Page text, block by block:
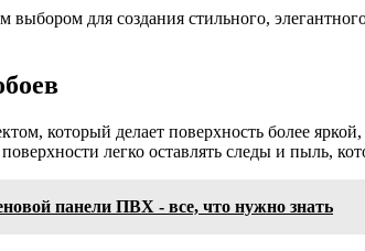
для создания стильного,
который делает поверхность более
легко оставлять следы и пыль,
панели ПВХ - все, что нужно знать